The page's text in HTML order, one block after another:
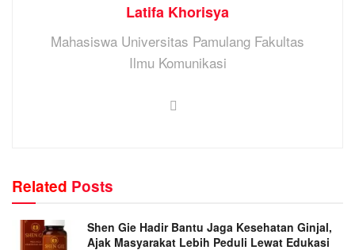
Latifa Khorisya
Mahasiswa Universitas Pamulang Fakultas
Ilmu Komunikasi
Related Posts
Shen Gie Hadir Bantu Jaga Kesehatan Ginjal,
Ajak Masyarakat Lebih Peduli Lewat Edukasi